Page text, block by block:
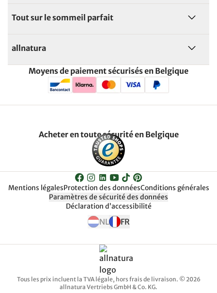
Tout sur le sommeil parfait
allnatura
Moyens de paiement sécurisés en Belgique
Acheter en toute sécurité en Belgique
Mentions légalesProtection des donnéesConditions générales
Paramètres de sécurité des données
Déclaration d’accessibilité
NL FR
Tous les prix incluent la TVA légale, hors frais de livraison. © 2026
allnatura Vertriebs GmbH & Co. KG.